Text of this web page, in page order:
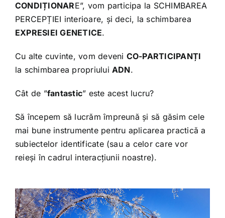
CONDIȚIONARE”, vom participa la SCHIMBAREA
PERCEPȚIEI interioare, și deci, la schimbarea
EXPRESIEI GENETICE.
Cu alte cuvinte, vom deveni CO-PARTICIPANȚI
la schimbarea propriului ADN.
Cât de ”fantastic” este acest lucru?
Să începem să lucrăm împreună și să găsim cele
mai bune instrumente pentru aplicarea practică a
subiectelor identificate (sau a celor care vor
reieși în cadrul interacțiunii noastre).